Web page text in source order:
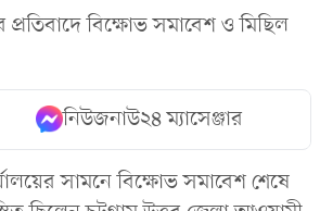
বিক্ষোভ সমাবেশ ও মিছিল
নিউজনাউ২৪ ম্যাসেঞ্জার
সামনে বিক্ষোভ সমাবেশ শেষে